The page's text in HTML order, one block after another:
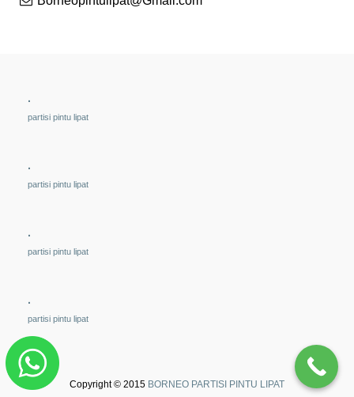
.
partisi pintu lipat
.
partisi pintu lipat
.
partisi pintu lipat
.
partisi pintu lipat
Copyright © 2015 BORNEO PARTISI PINTU LIPAT